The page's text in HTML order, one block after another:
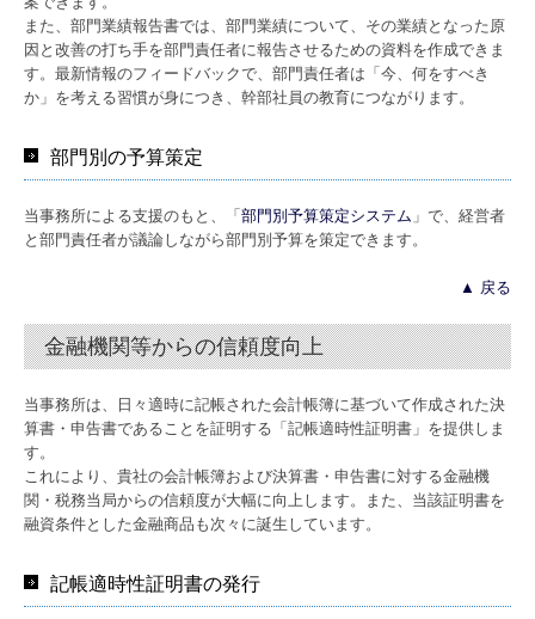
また、部門業績報告書では、部門業績について、その業績となった原
因と改善の打ち手を部門責任者に報告させるための資料を作成できま
す。最新情報のフィードバックで、部門責任者は「今、何をすべき
か」を考える習慣が身につき、幹部社員の教育につながります。
部門別の予算策定
当事務所による支援のもと、「 部門別予算策定システム 」で、経営者
と部門責任者が議論しながら部門別予算を策定できます。
▲ 戻る
金融機関等からの信頼度向上
当事務所は、日々適時に記帳された会計帳簿に基づいて作成された決
算書・申告書であることを証明する「記帳適時性証明書」を提供しま
す。
これにより、貴社の会計帳簿および決算書・申告書に対する金融機
関・税務当局からの信頼度が大幅に向上します。また、当該証明書を
融資条件とした金融商品も次々に誕生しています。
記帳適時性証明書の発行